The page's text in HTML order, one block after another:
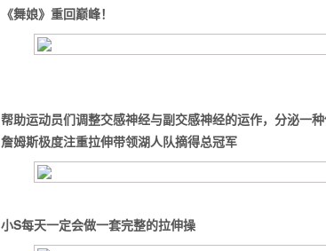
《舞娘》 重回巅峰！
帮助运动员们调整交感神经与副交感神经的运作，分泌一
詹姆斯极度注重拉伸带领湖人队摘得总冠军
小S每天一定会做一套完整的拉伸操